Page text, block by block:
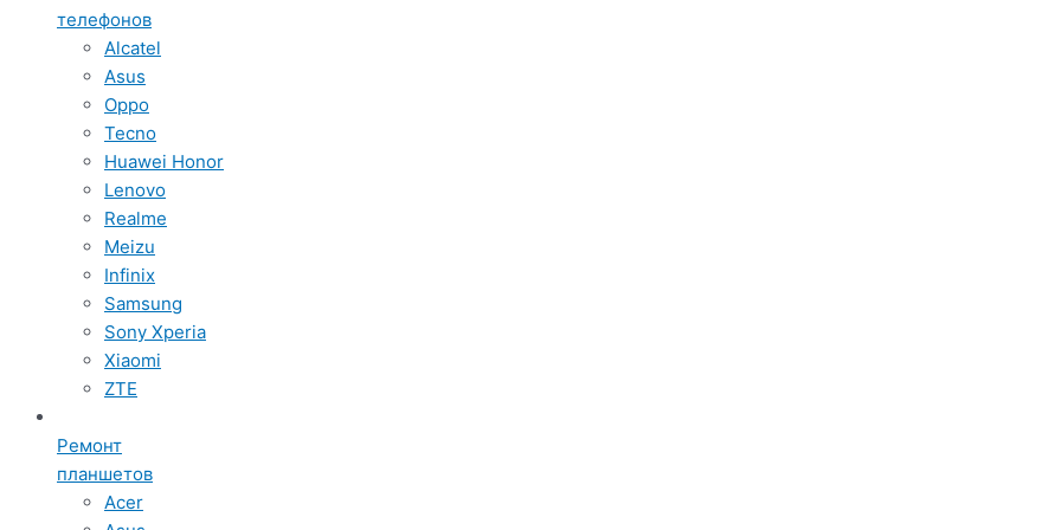
телефонов
Alcatel
Asus
Oppo
Tecno
Huawei Honor
Lenovo
Realme
Meizu
Infinix
Samsung
Sony Xperia
Xiaomi
ZTE
Ремонт
планшетов
Acer